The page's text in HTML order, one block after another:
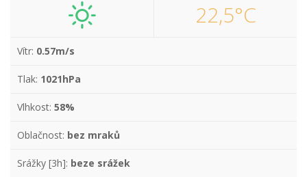
22,5°C
Vítr: 0.57m/s
Tlak: 1021hPa
Vlhkost: 58%
Oblačnost: bez mraků
Srážky [3h]: beze srážek